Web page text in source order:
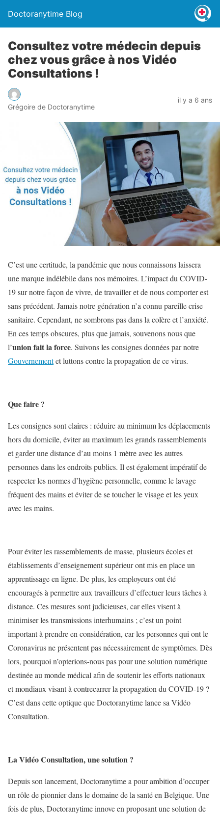
Doctoranytime Blog
Consultez votre médecin depuis
chez vous grâce à nos Vidéo
Consultations !
Grégoire de Doctoranytime
il y a 6 ans
C’est une certitude, la pandémie que nous connaissons laissera
une marque indélébile dans nos mémoires. L’impact du COVID-
19 sur notre façon de vivre, de travailler et de nous comporter est
sans précédent. Jamais notre génération n’a connu pareille crise
sanitaire. Cependant, ne sombrons pas dans la colère et l’anxiété.
En ces temps obscures, plus que jamais, souvenons nous que
l’union fait la force. Suivons les consignes données par notre
Gouvernementet luttons contre la propagation de ce virus.
Que faire ?
Les consignes sont claires : réduire au minimum les déplacements
hors du domicile, éviter au maximum les grands rassemblements
et garder une distance d’au moins 1 mètre avec les autres
personnes dans les endroits publics. Il est également impératif de
respecter les normes d’hygiène personnelle, comme le lavage
fréquent des mains et éviter de se toucher le visage et les yeux
avec les mains.
Pour éviter les rassemblements de masse, plusieurs écoles et
établissements d’enseignement supérieur ont mis en place un
apprentissage en ligne. De plus, les employeurs ont été
encouragés à permettre aux travailleurs d’effectuer leurs tâches à
distance. Ces mesures sont judicieuses, car elles visent à
minimiser les transmissions interhumains ; c’est un point
important à prendre en considération, car les personnes qui ont le
Coronavirus ne présentent pas nécessairement de symptômes. Dès
lors, pourquoi n’opterions-nous pas pour une solution numérique
destinée au monde médical afin de soutenir les efforts nationaux
et mondiaux visant à contrecarrer la propagation du COVID-19 ?
C’est dans cette optique que Doctoranytime lance sa Vidéo
Consultation.
La Vidéo Consultation, une solution ?
Depuis son lancement, Doctoranytime a pour ambition d’occuper
un rôle de pionnier dans le domaine de la santé en Belgique. Une
fois de plus, Doctoranytime innove en proposant une solution de